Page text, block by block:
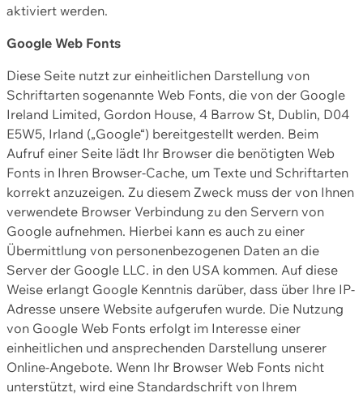
aktiviert werden.
Google Web Fonts
Diese Seite nutzt zur einheitlichen Darstellung von
Schriftarten sogenannte Web Fonts, die von der Google
Ireland Limited, Gordon House, 4 Barrow St, Dublin, D04
E5W5, Irland („Google“) bereitgestellt werden. Beim
Aufruf einer Seite lädt Ihr Browser die benötigten Web
Fonts in Ihren Browser-Cache, um Texte und Schriftarten
korrekt anzuzeigen. Zu diesem Zweck muss der von Ihnen
verwendete Browser Verbindung zu den Servern von
Google aufnehmen. Hierbei kann es auch zu einer
Übermittlung von personenbezogenen Daten an die
Server der Google LLC. in den USA kommen. Auf diese
Weise erlangt Google Kenntnis darüber, dass über Ihre IP-
Adresse unsere Website aufgerufen wurde. Die Nutzung
von Google Web Fonts erfolgt im Interesse einer
einheitlichen und ansprechenden Darstellung unserer
Online-Angebote. Wenn Ihr Browser Web Fonts nicht
unterstützt, wird eine Standardschrift von Ihrem